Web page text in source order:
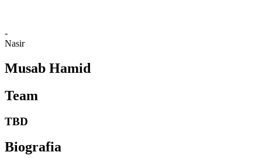
-
Nasir
Musab Hamid
Team
TBD
Biografia